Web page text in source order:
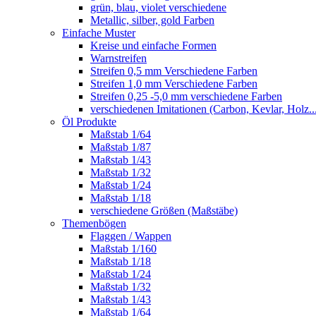
grün, blau, violet verschiedene
Metallic, silber, gold Farben
Einfache Muster
Kreise und einfache Formen
Warnstreifen
Streifen 0,5 mm Verschiedene Farben
Streifen 1,0 mm Verschiedene Farben
Streifen 0,25 -5,0 mm verschiedene Farben
verschiedenen Imitationen (Carbon, Kevlar,
Öl Produkte
Maßstab 1/64
Maßstab 1/87
Maßstab 1/43
Maßstab 1/32
Maßstab 1/24
Maßstab 1/18
verschiedene Größen (Maßstäbe)
Themenbögen
Flaggen / Wappen
Maßstab 1/160
Maßstab 1/18
Maßstab 1/24
Maßstab 1/32
Maßstab 1/43
Maßstab 1/64